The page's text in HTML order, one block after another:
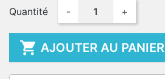
Quantité - +
 AJOUTER AU PANIER